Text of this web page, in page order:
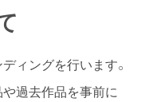
ィングを行います。
過去作品を事前に